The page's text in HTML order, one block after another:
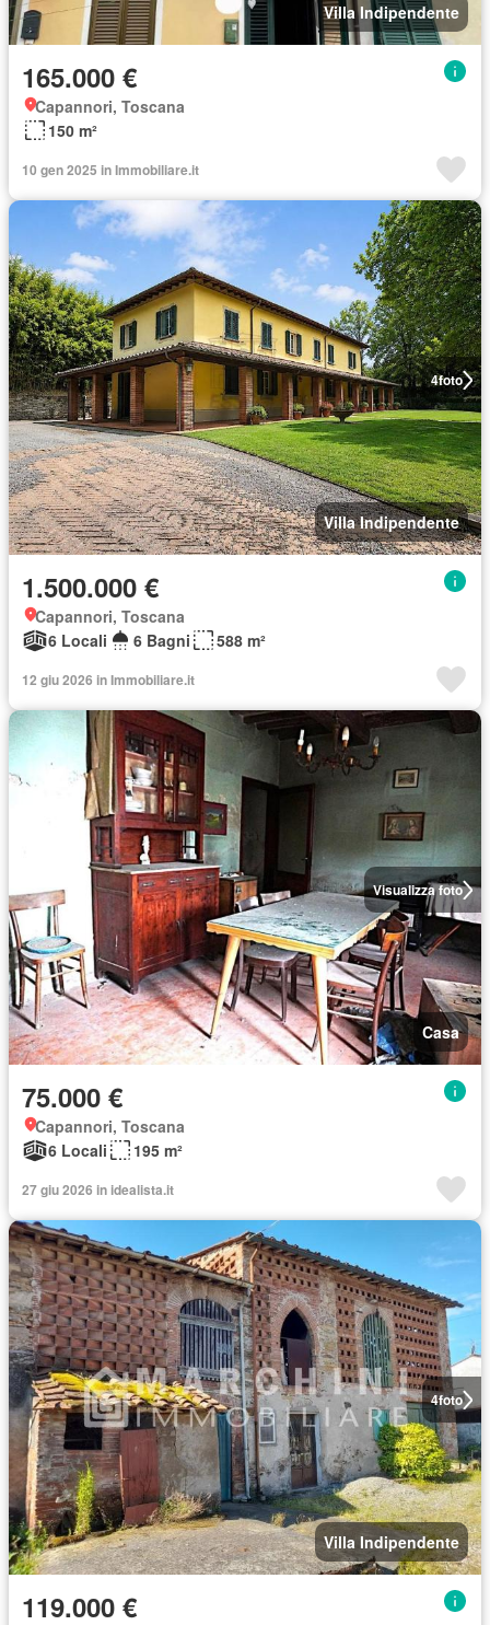
Villa Indipendente
165.000 €
Capannori, Toscana
150 m²
10 gen 2025 in Immobiliare.it
4foto
Villa Indipendente
1.500.000 €
Capannori, Toscana
6 Locali
6 Bagni 588 m²
12 giu 2026 in Immobiliare.it
Visualizza foto
Casa
75.000 €
Capannori, Toscana
6 Locali
195 m²
27 giu 2026 in idealista.it
4foto
Villa Indipendente
119.000 €